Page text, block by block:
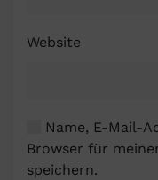
Website
Name, E-Mail-
Browser für
speichern.